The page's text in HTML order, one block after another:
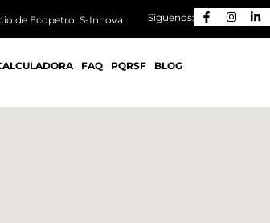
de Ecopetrol S-Innova Síguenos:
FAQ PQRSF BLOG